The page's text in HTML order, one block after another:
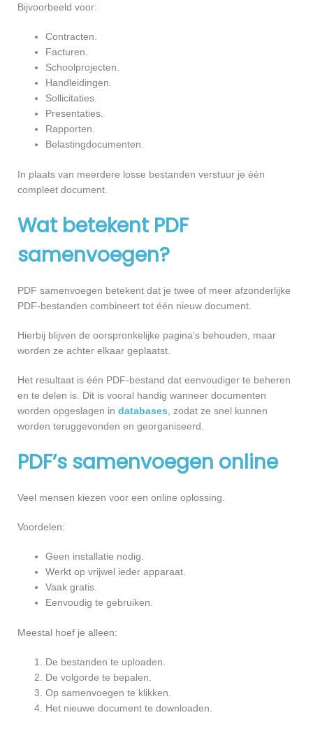
Bijvoorbeeld voor:
Contracten.
Facturen.
Schoolprojecten.
Handleidingen.
Sollicitaties.
Presentaties.
Rapporten.
Belastingdocumenten.
In plaats van meerdere losse bestanden verstuur je één
compleet document.
Wat betekent PDF
samenvoegen?
PDF samenvoegen betekent dat je twee of meer afzonderlijke
PDF-bestanden combineert tot één nieuw document.
Hierbij blijven de oorspronkelijke pagina’s behouden, maar
worden ze achter elkaar geplaatst.
Het resultaat is één PDF-bestand dat eenvoudiger te beheren
en te delen is. Dit is vooral handig wanneer documenten
worden opgeslagen in databases , zodat ze snel kunnen
worden teruggevonden en georganiseerd.
PDF’s samenvoegen online
Veel mensen kiezen voor een online oplossing.
Voordelen:
Geen installatie nodig.
Werkt op vrijwel ieder apparaat.
Vaak gratis.
Eenvoudig te gebruiken.
Meestal hoef je alleen:
De bestanden te uploaden.
De volgorde te bepalen.
Op samenvoegen te klikken.
Het nieuwe document te downloaden.